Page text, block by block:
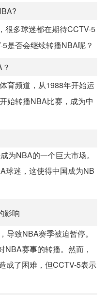
很多球迷都在期待CCTV-5
是否会继续转播NBA呢？
育频道，从1988年开始运
始转播NBA比赛，成为中
为NBA的一个巨大市场。
球迷，这使得中国成为NB
影响
导致NBA赛季被迫暂停。
赛事的转播。然而，
成了困难，但CCTV-5表示